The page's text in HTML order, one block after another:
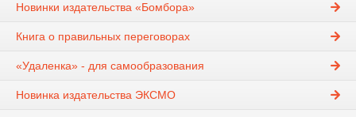
Новинки издательства «Бомбора»
Книга о правильных переговорах
«Удаленка» - для самообразования
Новинка издательства ЭКСМО